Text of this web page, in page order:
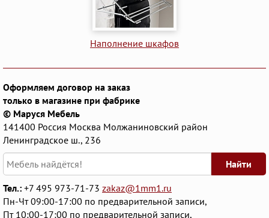
Наполнение шкафов
Оформляем договор на заказ
только в магазине при фабрике
© Маруся Мебель
141400 Россия Москва Молжаниновский район
Ленинградское ш., 236
Найти
Тел.: +7 495 973-71-73 zakaz@1mm1.ru
Пн-Чт 09:00-17:00 по предварительной записи,
Пт 10:00-17:00 по предварительной записи,